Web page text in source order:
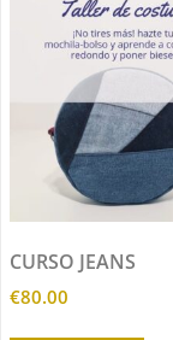
CURSO JEANS
€80.00